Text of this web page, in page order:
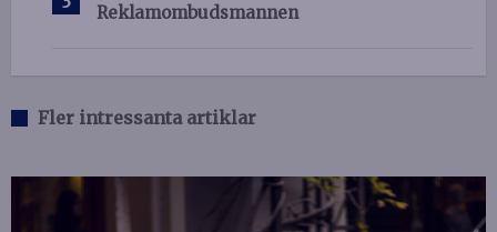
Reklamombudsmannen
Fler intressanta artiklar